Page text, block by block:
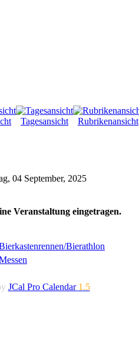
Tagesansicht Rubrikenansicht
04 September, 2025
Veranstaltung eingetragen.
Bierathlon
JCal Pro Calendar 1.5